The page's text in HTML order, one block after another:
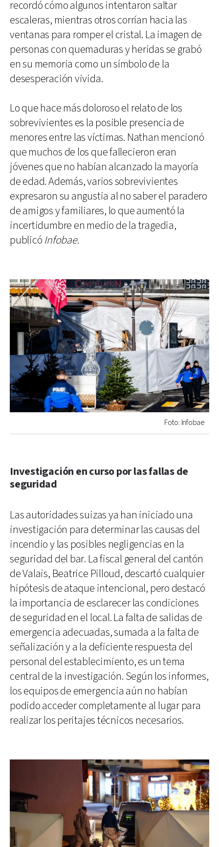
recordó cómo algunos intentaron saltar
escaleras, mientras otros corrían hacia las
ventanas para romper el cristal. La imagen de
personas con quemaduras y heridas se grabó
en su memoria como un símbolo de la
desesperación vivida.
Lo que hace más doloroso el relato de los
sobrevivientes es la posible presencia de
menores entre las víctimas. Nathan mencionó
que muchos de los que fallecieron eran
jóvenes que no habían alcanzado la mayoría
de edad. Además, varios sobrevivientes
expresaron su angustia al no saber el paradero
de amigos y familiares, lo que aumentó la
incertidumbre en medio de la tragedia,
publicó Infobae.
Foto: Infobae
Investigación en curso por las fallas de
seguridad
Las autoridades suizas ya han iniciado una
investigación para determinar las causas del
incendio y las posibles negligencias en la
seguridad del bar. La fiscal general del cantón
de Valais, Beatrice Pilloud, descartó cualquier
hipótesis de ataque intencional, pero destacó
la importancia de esclarecer las condiciones
de seguridad en el local. La falta de salidas de
emergencia adecuadas, sumada a la falta de
señalización y a la deficiente respuesta del
personal del establecimiento, es un tema
central de la investigación. Según los informes,
los equipos de emergencia aún no habían
podido acceder completamente al lugar para
realizar los peritajes técnicos necesarios.